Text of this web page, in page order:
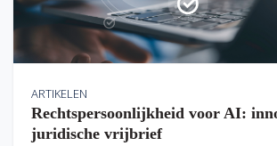
ARTIKELEN
Rechtspersoonlijkheid voor AI:
juridische vrijbrief